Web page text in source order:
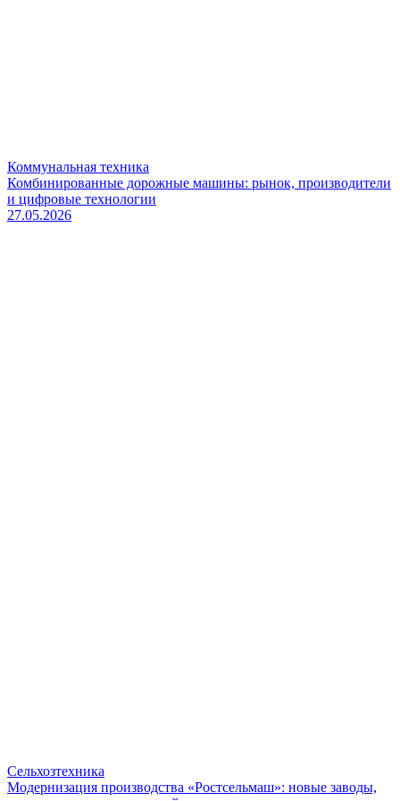
Коммунальная техника
Комбинированные дорожные машины: рынок, производители
и цифровые технологии
27.05.2026
Сельхозтехника
Модернизация производства «Ростсельмаш»: новые заводы,